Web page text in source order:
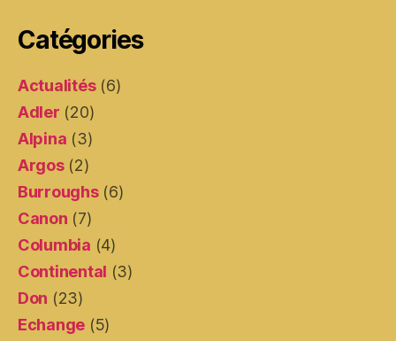
Catégories
Actualités(6)
Adler (20)
Alpina (3)
Argos(2)
Burroughs(6)
Canon (7)
Columbia (4)
Continental (3)
Don (23)
Echange (5)